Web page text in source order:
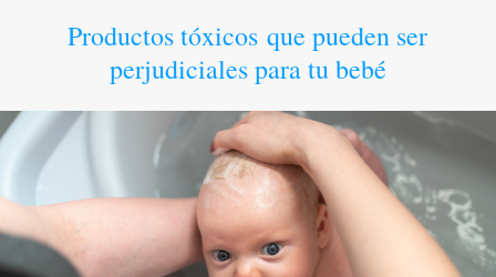
Productos tóxicos que pueden ser
perjudiciales para tu bebé